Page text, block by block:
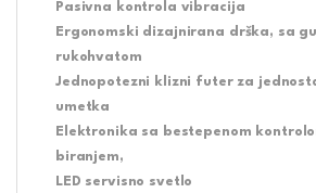
Pasivna kontrola vibracija
Ergonomski dizajnirana drška, sa
rukohvatom
Jednopotezni klizni futer za
umetka
Elektronika sa bestepenom
biranjem,
LED servisno svetlo